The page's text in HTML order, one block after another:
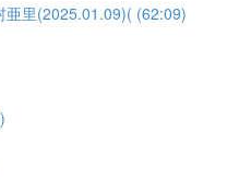
亜里(2025.01.09)( (62:09)